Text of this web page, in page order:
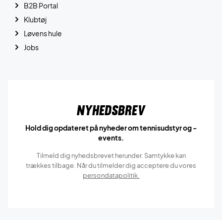
B2B Portal
Klubtøj
Løvens hule
Jobs
Nyhedsbrev
Hold dig opdateret på nyheder om tennisudstyr og -
events.
Tilmeld dig nyhedsbrevet herunder. Samtykke kan
trækkes tilbage. Når du tilmelder dig acceptere du vores
persondatapolitik.